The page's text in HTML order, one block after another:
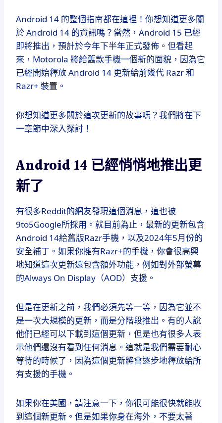
Android 14 的整個指南都在這裡！你想知道更多關
於 Android 14 的資訊嗎？當然，Android 15 已經
即將推出，預計於今年下半年正式發佈。但看起
來，Motorola 將給舊款手機一個新的面貌，因為它
已經開始釋放 Android 14 更新給前幾代 Razr 和
Razr+ 裝置。
你想知道更多關於這次更新的故事嗎？我們將在下
一章節中深入探討！
Android 14 已經悄悄地推出更
新了
有很多Reddit的網友發現這個消息，這也被
9to5Google所採用。就目前為止，最新的更新包含
Android 14給舊版Razr手機，以及2024年5月份的
安全補丁。如果你擁有Razr+的手機，你會很高興
地知道這次更新還包含額外功能，例如對外部螢幕
的Always On Display（AOD）支援。
但是在更新之前，我們必須先等一等，因為它並不
是一次大規模的更新，而是分階段推出。有的人說
他們已經可以下載到這個更新，但是也有很多人表
示他們還沒有看到任何消息。這就是我們需要耐心
等待的時候了，因為這個更新將會逐步地釋放給所
有支援的手機。
如果你在美國，請注意一下，你很可能很快就能收
到這個新更新。但是如果你身在海外，不要太著